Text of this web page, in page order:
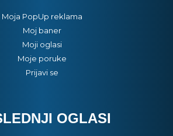
Moja PopUp reklama
Moj baner
Moji oglasi
Moje poruke
Prijavi se
OGLASI